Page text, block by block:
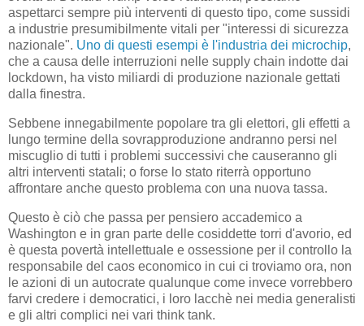
aspettarci sempre più interventi di questo tipo, come sussidi
a industrie presumibilmente vitali per "interessi di sicurezza
nazionale". Uno di questi esempi è l'industria dei microchip,
che a causa delle interruzioni nelle supply chain indotte dai
lockdown, ha visto miliardi di produzione nazionale gettati
dalla finestra.
Sebbene innegabilmente popolare tra gli elettori, gli effetti a
lungo termine della sovrapproduzione andranno persi nel
miscuglio di tutti i problemi successivi che causeranno gli
altri interventi statali; o forse lo stato riterrà opportuno
affrontare anche questo problema con una nuova tassa.
Questo è ciò che passa per pensiero accademico a
Washington e in gran parte delle cosiddette torri d'avorio, ed
è questa povertà intellettuale e ossessione per il controllo la
responsabile del caos economico in cui ci troviamo ora, non
le azioni di un autocrate qualunque come invece vorrebbero
farvi credere i democratici, i loro lacchè nei media generalisti
e gli altri complici nei vari think tank.